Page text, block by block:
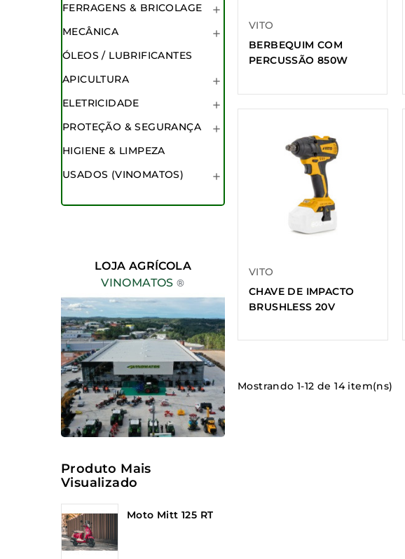
FERRAGENS & BRICOLAGE 
MECÂNICA 
ÓLEOS / LUBRIFICANTES
APICULTURA

ELETRICIDADE 
PROTEÇÃO & SEGURANÇA 
HIGIENE & LIMPEZA
USADOS (VINOMATOS)

LOJA AGRÍCOLA
VINOMATOS®
Produto Mais
Visualizado
Moto Mitt 125 RT
VITO
BERBEQUIM COM
PERCUSSÃO 850W
VITO
CHAVE DE IMPACTO
BRUSHLESS 20V
Mostrando 1-12 de 14 item(ns)